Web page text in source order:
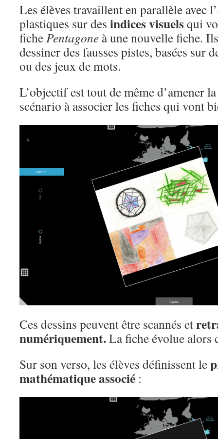
Les élèves travaillent en parallèle avec
plastiques sur des indices visuelsqui
fichePentagone à une nouvelle fiche.
dessiner des fausses pistes, basées sur
ou des jeux de mots.
L’objectif est tout de même d’amener
scénario à associer les fiches qui vont
Ces dessins peuvent être scannés et
numériquement.La fiche évolue alors
Sur son verso, les élèves définissent le
mathématique associé :